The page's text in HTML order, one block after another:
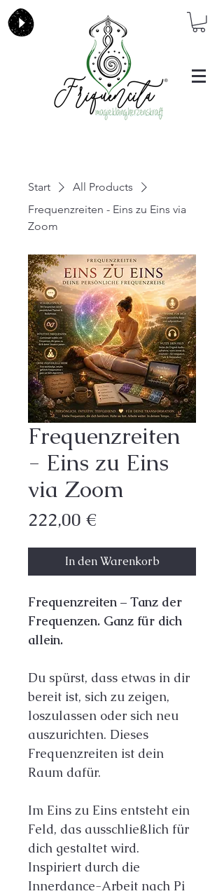
Start
All Products
Frequenzreiten - Eins zu Eins via
Zoom
Frequenzreiten
- Eins zu Eins
via Zoom
222,00 €
In den Warenkorb
Frequenzreiten – Tanz der
Frequenzen. Ganz für dich
allein.
Du spürst, dass etwas in dir
bereit ist, sich zu zeigen,
loszulassen oder sich neu
auszurichten. Dieses
Frequenzreiten ist dein
Raum dafür.
Im Eins zu Eins entsteht ein
Feld, das ausschließlich für
dich gestaltet wird.
Inspiriert durch die
Innerdance-Arbeit nach Pi